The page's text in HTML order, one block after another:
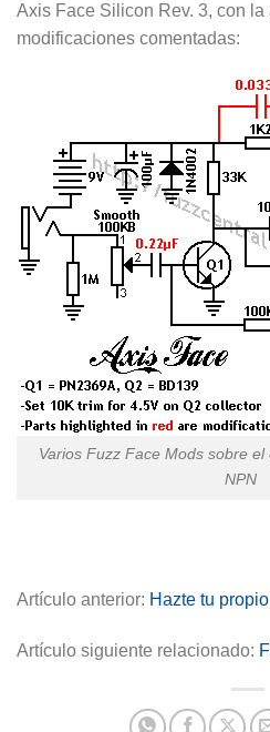
Axis Face Silicon Rev. 3, con
modificaciones comentadas:
Varios Fuzz Face Mods sobre
NPN
Artículo anterior: Hazte tu
Artículo siguiente relacionado: